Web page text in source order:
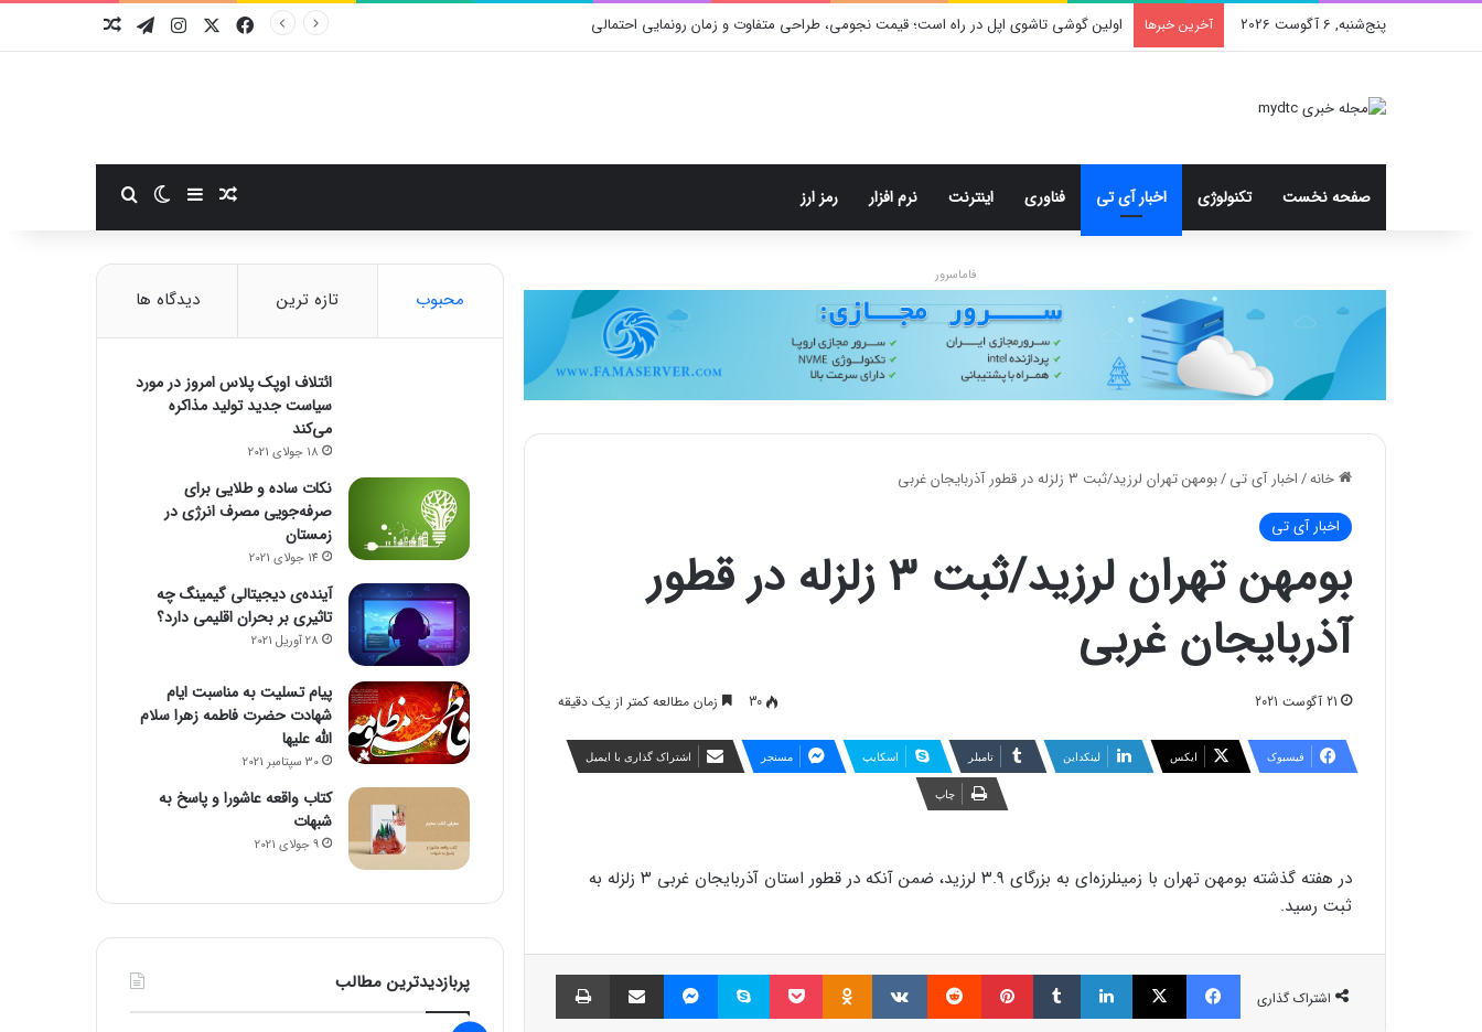
پنج‌شنبه, 6 آگوست 2026 آخرین خبرها اولین گوشی تاشوی اپل در راه است؛ قیمت نجومی، طراحی متفاوت و زمان رونمایی احتمالی فیسبوکایکس اینستاگرام
تلگرام
صفحه نخست تکنولوژی اخبار آی تی فناوری اینترنت نرم افزار رمز ارز نوشته تصادفی
سایدبارتغییر پوسته
فاماسرور
خانه/اخبار آی تی/بومهن تهران لرزید/ثبت ۳ زلزله در قطور آذربایجان غربی
اخبار آی تی
بومهن تهران لرزید/ثبت ۳ زلزله در قطور
آذربایجان غربی
21 آگوست 2021 30 زمان مطالعه کمتر از یک دقیقه
فیسبوک ایکس لینکداین تامبلر اسکایپ مسنجر اشتراک گذاری با ایمیل
چاپ
در هفته گذشته بومهن تهران با زمینلرزه‌ای به بزرگای ۳.۹ لرزید، ضمن آنکه در قطور استان آذربایجان غربی ۳ زلزله به
ثبت رسید.
اشتراک گذاری
فیسبوک ایکس لینکداین تامبلر پینتریست Reddit
VKontakte
Odnoklassniki پاکت اسکایپ مسنجر اشتراک گذاری با ایمیل
محبوب تازه ترین دیدگاه ها
ائتلاف اوپک پلاس امروز در مورد
سیاست جدید تولید مذاکره
می‌کند
18 جولای 2021
نکات ساده و طلایی برای
صرفه‌جویی مصرف انرژی در
زمستان
14 جولای 2021
آینده‌ی دیجیتالی گیمینگ چه
تاثیری بر بحران اقلیمی دارد؟
28 آوریل 2021
پیام تسلیت به مناسبت ایام
شهادت حضرت فاطمه زهرا سلام
الله علیها
30 سپتامبر 2021
کتاب واقعه عاشورا و پاسخ به
شبهات
9 جولای 2021
پربازدیدترین مطالب